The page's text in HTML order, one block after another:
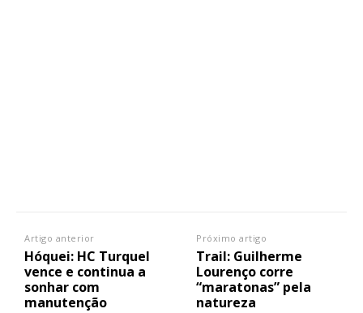
Artigo anterior
Hóquei: HC Turquel
vence e continua a
sonhar com
manutenção
Próximo artigo
Trail: Guilherme
Lourenço corre
“maratonas” pela
natureza